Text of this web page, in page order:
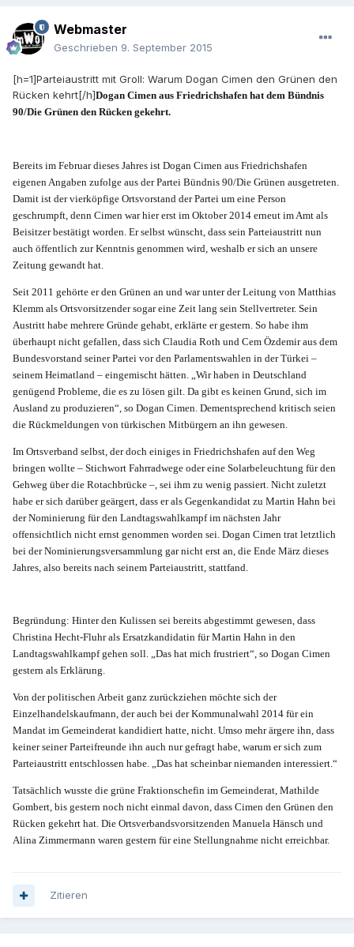
Webmaster
Geschrieben 9. September 2015
[h=1]Parteiaustritt mit Groll: Warum Dogan Cimen den Grünen den
Rücken kehrt[/h]Dogan Cimen aus Friedrichshafen hat dem Bündnis
90/Die Grünen den Rücken gekehrt.
Bereits im Februar dieses Jahres ist Dogan Cimen aus Friedrichshafen
eigenen Angaben zufolge aus der Partei Bündnis 90/Die Grünen ausgetreten.
Damit ist der vierköpfige Ortsvorstand der Partei um eine Person
geschrumpft, denn Cimen war hier erst im Oktober 2014 erneut im Amt als
Beisitzer bestätigt worden. Er selbst wünscht, dass sein Parteiaustritt nun
auch öffentlich zur Kenntnis genommen wird, weshalb er sich an unsere
Zeitung gewandt hat.
Seit 2011 gehörte er den Grünen an und war unter der Leitung von Matthias
Klemm als Ortsvorsitzender sogar eine Zeit lang sein Stellvertreter. Sein
Austritt habe mehrere Gründe gehabt, erklärte er gestern. So habe ihm
überhaupt nicht gefallen, dass sich Claudia Roth und Cem Özdemir aus dem
Bundesvorstand seiner Partei vor den Parlamentswahlen in der Türkei –
seinem Heimatland – eingemischt hätten. „Wir haben in Deutschland
genügend Probleme, die es zu lösen gilt. Da gibt es keinen Grund, sich im
Ausland zu produzieren“, so Dogan Cimen. Dementsprechend kritisch seien
die Rückmeldungen von türkischen Mitbürgern an ihn gewesen.
Im Ortsverband selbst, der doch einiges in Friedrichshafen auf den Weg
bringen wollte – Stichwort Fahrradwege oder eine Solarbeleuchtung für den
Gehweg über die Rotachbrücke –, sei ihm zu wenig passiert. Nicht zuletzt
habe er sich darüber geärgert, dass er als Gegenkandidat zu Martin Hahn bei
der Nominierung für den Landtagswahlkampf im nächsten Jahr
offensichtlich nicht ernst genommen worden sei. Dogan Cimen trat letztlich
bei der Nominierungsversammlung gar nicht erst an, die Ende März dieses
Jahres, also bereits nach seinem Parteiaustritt, stattfand.
Begründung: Hinter den Kulissen sei bereits abgestimmt gewesen, dass
Christina Hecht-Fluhr als Ersatzkandidatin für Martin Hahn in den
Landtagswahlkampf gehen soll. „Das hat mich frustriert“, so Dogan Cimen
gestern als Erklärung.
Von der politischen Arbeit ganz zurückziehen möchte sich der
Einzelhandelskaufmann, der auch bei der Kommunalwahl 2014 für ein
Mandat im Gemeinderat kandidiert hatte, nicht. Umso mehr ärgere ihn, dass
keiner seiner Parteifreunde ihn auch nur gefragt habe, warum er sich zum
Parteiaustritt entschlossen habe. „Das hat scheinbar niemanden interessiert.“
Tatsächlich wusste die grüne Fraktionschefin im Gemeinderat, Mathilde
Gombert, bis gestern noch nicht einmal davon, dass Cimen den Grünen den
Rücken gekehrt hat. Die Ortsverbandsvorsitzenden Manuela Hänsch und
Alina Zimmermann waren gestern für eine Stellungnahme nicht erreichbar.
Zitieren